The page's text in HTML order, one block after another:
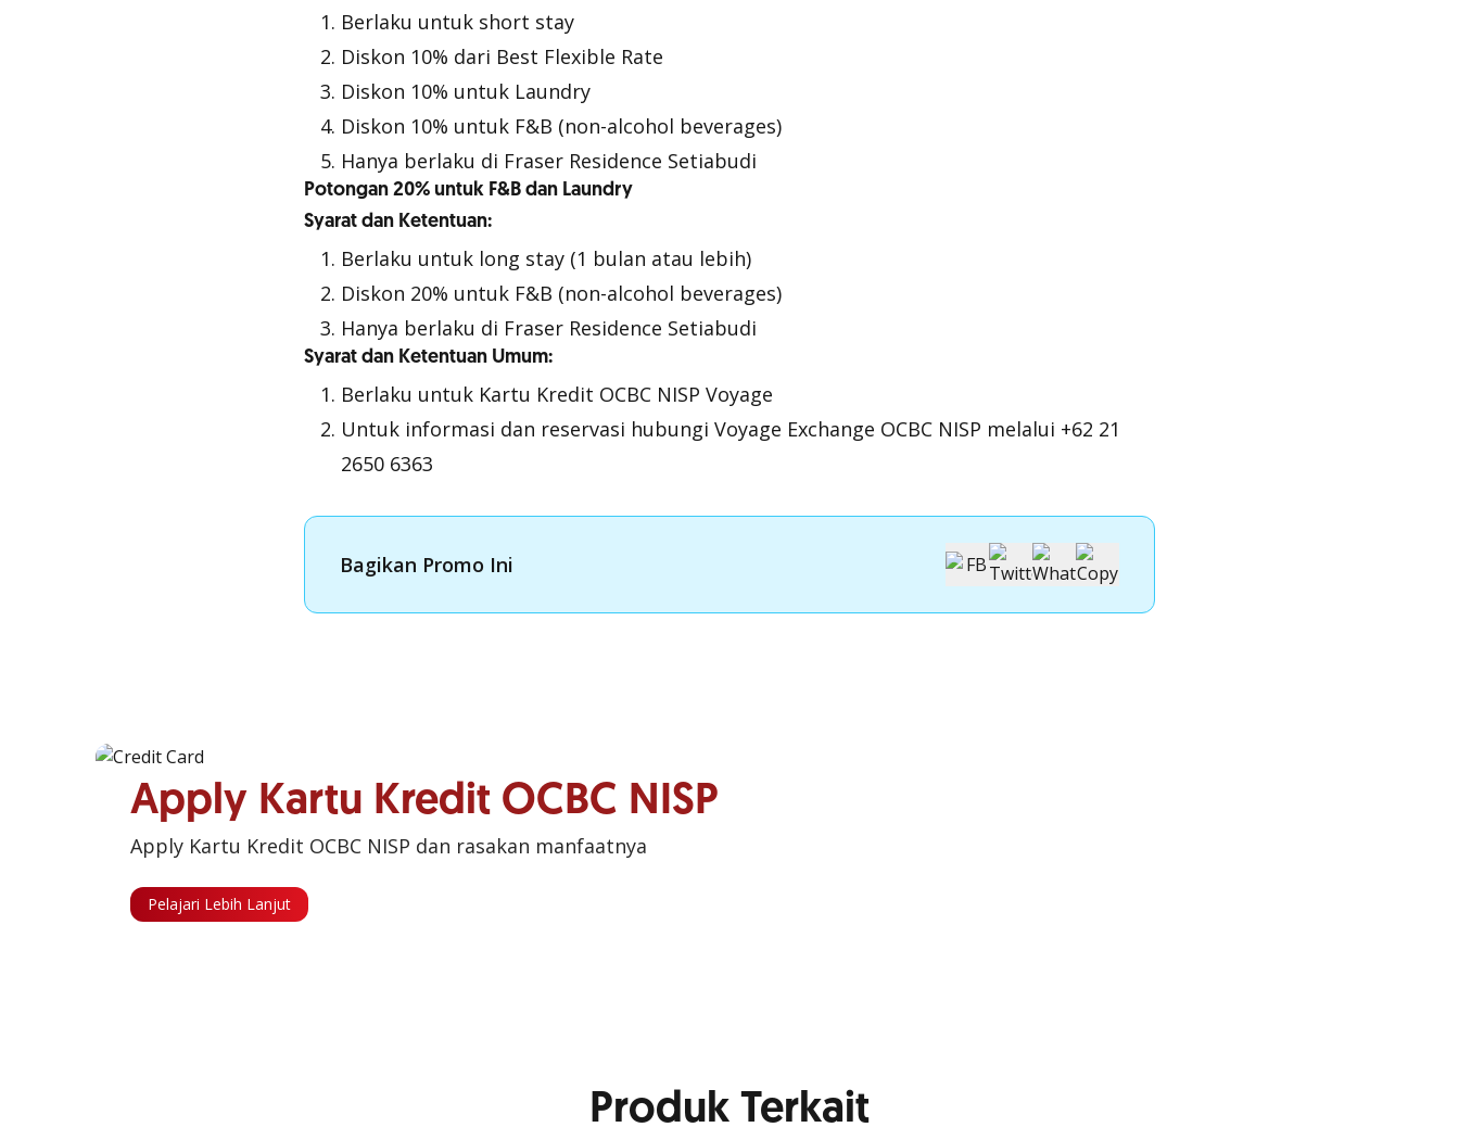
Berlaku untuk short stay
Diskon 10% dari Best Flexible Rate
Diskon 10% untuk Laundry
Diskon 10% untuk F&B (non-alcohol beverages)
Hanya berlaku di Fraser Residence Setiabudi
Potongan 20% untuk F&B dan Laundry
Syarat dan Ketentuan:
Berlaku untuk long stay (1 bulan atau lebih)
Diskon 20% untuk F&B (non-alcohol beverages)
Hanya berlaku di Fraser Residence Setiabudi
Syarat dan Ketentuan Umum:
Berlaku untuk Kartu Kredit OCBC NISP Voyage
Untuk informasi dan reservasi hubungi Voyage Exchange OCBC NISP melalui +62 21
2650 6363
Bagikan Promo Ini
Apply Kartu Kredit OCBC NISP
Apply Kartu Kredit OCBC NISP dan rasakan manfaatnya
Pelajari Lebih Lanjut
Produk Terkait